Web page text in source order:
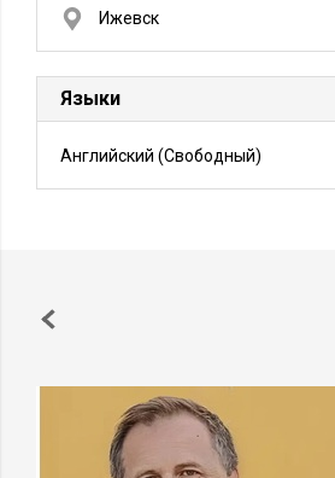
Ижевск
Языки
Английский (Свободный)